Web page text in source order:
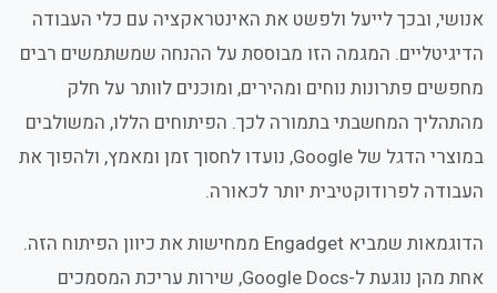
אנושי, ובכך לייעל ולפשט את האינטראקציה עם כלי העבודה
הדיגיטליים. המגמה הזו מבוססת על ההנחה שמשתמשים רבים
מחפשים פתרונות נוחים ומהירים, ומוכנים לוותר על חלק
מהתהליך המחשבתי בתמורה לכך. הפיתוחים הללו, המשולבים
במוצרי הדגל של Google, נועדו לחסוך זמן ומאמץ, ולהפוך את
העבודה לפרודוקטיבית יותר לכאורה.
הדוגמאות שמביא Engadget ממחישות את כיוון הפיתוח הזה.
אחת מהן נוגעת ל-Google Docs, שירות עריכת המסמכים